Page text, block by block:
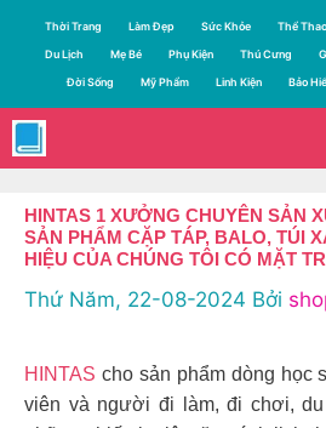
dung
Thời Trang Làm Đẹp Sức Khỏe Thể Thao
Du Lịch Mẹ Bé Phụ Kiện Thú Cưng
Đời Sống Mỹ Phẩm Linh Kiện Bảo
HINTAS 1 XƯỞNG CHUYÊN SẢN
SẢN PHẨM CẶP TÁP, BALO, TÚI
HIỆU CỦA CHÚNG TÔI CÓ MẶT
Thứ Năm, 22-08-2024 Bởi
HINTAS cho sản phẩm dòng học
viên và người đi làm, đi chơi,